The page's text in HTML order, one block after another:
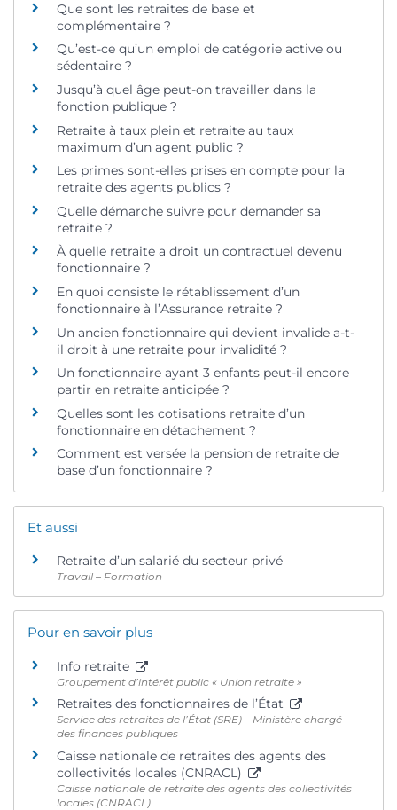
Que sont les retraites de base et
complémentaire ?
Qu’est-ce qu’un emploi de catégorie active ou
sédentaire ?
Jusqu’à quel âge peut-on travailler dans la
fonction publique ?
Retraite à taux plein et retraite au taux
maximum d’un agent public ?
Les primes sont-elles prises en compte pour la
retraite des agents publics ?
Quelle démarche suivre pour demander sa
retraite ?
À quelle retraite a droit un contractuel devenu
fonctionnaire ?
En quoi consiste le rétablissement d’un
fonctionnaire à l’Assurance retraite ?
Un ancien fonctionnaire qui devient invalide a-t-
il droit à une retraite pour invalidité ?
Un fonctionnaire ayant 3 enfants peut-il encore
partir en retraite anticipée ?
Quelles sont les cotisations retraite d’un
fonctionnaire en détachement ?
Comment est versée la pension de retraite de
base d’un fonctionnaire ?
Et aussi
Retraite d’un salarié du secteur privé
Travail – Formation
Pour en savoir plus
Info retraite
Groupement d’intérêt public « Union retraite »
Retraites des fonctionnaires de l’État
Service des retraites de l’État (SRE) – Ministère chargé
des finances publiques
Caisse nationale de retraites des agents des
collectivités locales (CNRACL)
Caisse nationale de retraite des agents des collectivités
locales (CNRACL)